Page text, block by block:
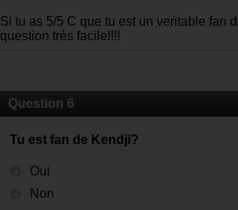
Si tu as 5/5 C que tu est un veritable fan
question très facile!!!!
Question 6
Tu est fan de Kendji?
Oui
Non